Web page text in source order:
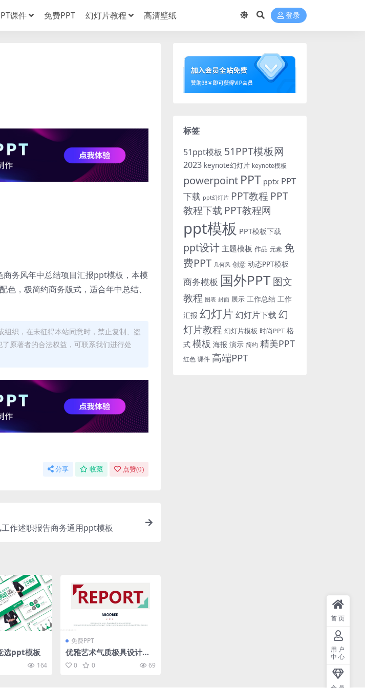
课件 免费PPT 幻灯片教程 高清壁纸 登录
商务风年中总结项目汇报ppt模板，本模
，极简约商务版式，适合年中总结、
织，在未征得本站同意时，禁止复制、盗
原著者的合法权益，可联系我们进行处
分享 收藏 点赞(0)
作述职报告商务通用ppt模板
选ppt模板
164
免费PPT
优雅艺术气质极具设计感
简约大气欧美风工作汇报p
pt模板
0 0 69
标签
51ppt模板 51PPT模板网
2023 keynote幻灯片 keynote模板
powerpoint PPT pptx PPT
下载 ppt幻灯片 PPT教程 PPT
教程下载 PPT教程网
ppt模板 PPT模板下载
ppt设计 主题模板 作品 元素 免
费PPT 几何风 创意 动态PPT模板
商务模板 国外PPT图文
教程 图表 封面 展示 工作总结 工作
汇报 幻灯片 幻灯片下载 幻
灯片教程 幻灯片模板 时尚PPT 格
式 模板 海报 演示 简约 精美PPT
红色 课件 高端PPT
首页
用户
中心